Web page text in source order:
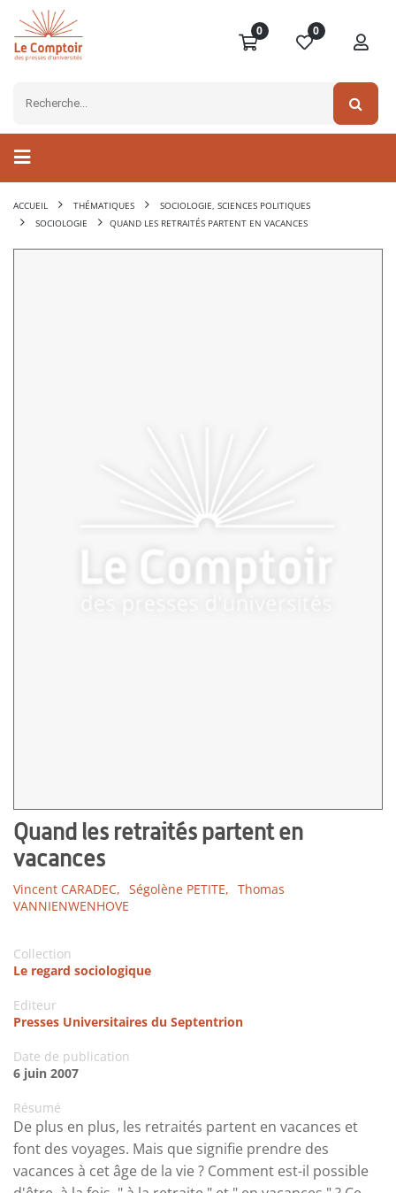
0 0
ACCUEIL THÉMATIQUES
SOCIOLOGIE, SCIENCES POLITIQUES
SOCIOLOGIE
QUAND LES RETRAITÉS PARTENT EN VACANCES
Quand les retraités partent en
vacances
Vincent CARADEC, Ségolène PETITE, Thomas
VANNIENWENHOVE
Collection
Le regard sociologique
Editeur
Presses Universitaires du Septentrion
Date de publication
6 juin 2007
Résumé
De plus en plus, les retraités partent en vacances et
font des voyages. Mais que signifie prendre des
vacances à cet âge de la vie ? Comment est-il possible